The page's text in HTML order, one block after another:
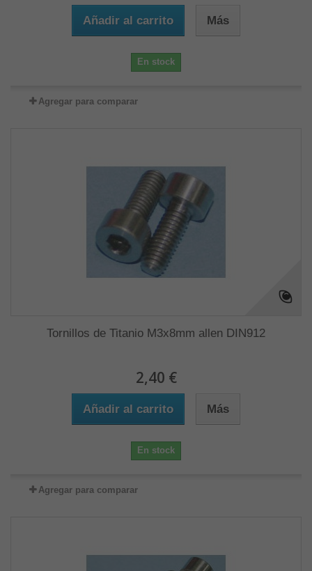
Añadir al carrito Más
En stock
Agregar para comparar
Tornillos de Titanio M3x8mm allen DIN912
2,40 €
Añadir al carrito Más
En stock
Agregar para comparar